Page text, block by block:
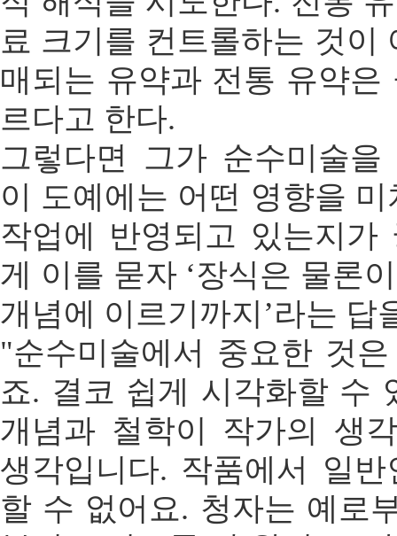
료 크기를 컨트롤하는 것이
매되는 유약과 전통 유약은
르다고 한다.
그렇다면 그가 순수미술
이 도예에는 어떤 영향을
작업에 반영되고 있는지가
게 이를 묻자 ‘장식은 물론
개념에 이르기까지’라는 답
"순수미술에서 중요한 것
죠. 결코 쉽게 시각화할 수
개념과 철학이 작가의 생
생각입니다. 작품에서 일
할 수 없어요. 청자는 예로